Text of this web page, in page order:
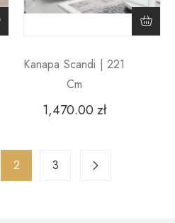
Kanapa Scandi | 221
Cm
1,470.00 zł
2 3